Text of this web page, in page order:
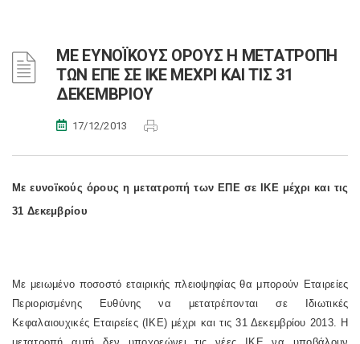
ΜΕ ΕΥΝΟΪΚΟΥΣ ΟΡΟΥΣ Η ΜΕΤΑΤΡΟΠΗ
ΤΩΝ ΕΠΕ ΣΕ ΙΚΕ ΜΕΧΡΙ ΚΑΙ ΤΙΣ 31
ΔΕΚΕΜΒΡΙΟΥ
17/12/2013
Με ευνοϊκούς όρους η μετατροπή των ΕΠΕ σε ΙΚΕ μέχρι και τις
31 Δεκεμβρίου
Με μειωμένο ποσοστό εταιρικής πλειοψηφίας θα μπορούν Εταιρείες
Περιορισμένης Ευθύνης να μετατρέπονται σε Ιδιωτικές
Κεφαλαιουχικές Εταιρείες (ΙΚΕ) μέχρι και τις 31 Δεκεμβρίου 2013. Η